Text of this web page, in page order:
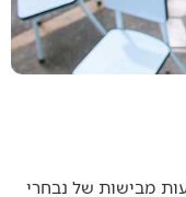
מבישות של נבחרי